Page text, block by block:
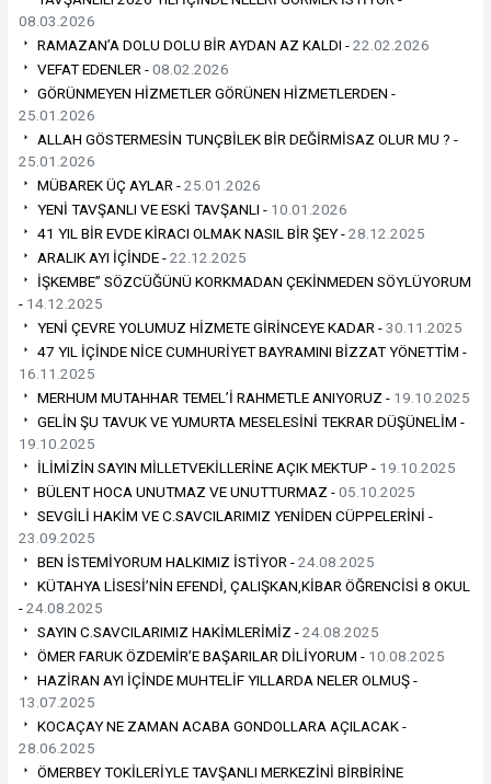
08.03.2026
RAMAZAN’A DOLU DOLU BİR AYDAN AZ KALDI -22.02.2026
VEFAT EDENLER -08.02.2026
GÖRÜNMEYEN HİZMETLER GÖRÜNEN HİZMETLERDEN -
25.01.2026
ALLAH GÖSTERMESİN TUNÇBİLEK BİR DEĞİRMİSAZ OLUR MU ? -
25.01.2026
MÜBAREK ÜÇ AYLAR -25.01.2026
YENİ TAVŞANLI VE ESKİ TAVŞANLI - 10.01.2026
41 YIL BİR EVDE KİRACI OLMAK NASIL BİR ŞEY -28.12.2025
ARALIK AYI İÇİNDE -22.12.2025
İŞKEMBE” SÖZCÜĞÜNÜ KORKMADAN ÇEKİNMEDEN SÖYLÜYORUM
- 14.12.2025
YENİ ÇEVRE YOLUMUZ HİZMETE GİRİNCEYE KADAR -30.11.2025
47 YIL İÇİNDE NİCE CUMHURİYET BAYRAMINI BİZZAT YÖNETTİM -
16.11.2025
MERHUM MUTAHHAR TEMEL’İ RAHMETLE ANIYORUZ - 19.10.2025
GELİN ŞU TAVUK VE YUMURTA MESELESİNİ TEKRAR DÜŞÜNELİM -
19.10.2025
İLİMİZİN SAYIN MİLLETVEKİLLERİNE AÇIK MEKTUP - 19.10.2025
BÜLENT HOCA UNUTMAZ VE UNUTTURMAZ -05.10.2025
SEVGİLİ HAKİM VE C.SAVCILARIMIZ YENİDEN CÜPPELERİNİ -
23.09.2025
BEN İSTEMİYORUM HALKIMIZ İSTİYOR -24.08.2025
KÜTAHYA LİSESİ’NİN EFENDİ, ÇALIŞKAN,KİBAR ÖĞRENCİSİ 8 OKUL
-24.08.2025
SAYIN C.SAVCILARIMIZ HAKİMLERİMİZ -24.08.2025
ÖMER FARUK ÖZDEMİR’E BAŞARILAR DİLİYORUM - 10.08.2025
HAZİRAN AYI İÇİNDE MUHTELİF YILLARDA NELER OLMUŞ -
13.07.2025
KOCAÇAY NE ZAMAN ACABA GONDOLLARA AÇILACAK -
28.06.2025
ÖMERBEY TOKİLERİYLE TAVŞANLI MERKEZİNİ BİRBİRİNE